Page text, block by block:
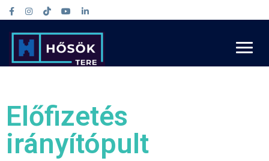
Előfizetés
irányítópult